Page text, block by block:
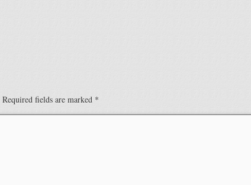
Required fields are marked *